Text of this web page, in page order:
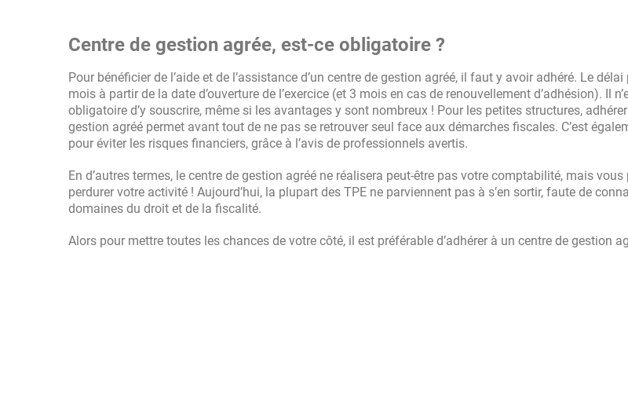
Centre de gestion agrée, est-ce obligatoire ?
Pour bénéficier de l’aide et de l’assistance d’un centre de gestion agréé, il faut y avoir adhéré. Le
mois à partir de la date d’ouverture de l’exercice (et 3 mois en cas de renouvellement d’adhésion). Il
obligatoire d’y souscrire, même si les avantages y sont nombreux ! Pour les petites structures,
gestion agréé permet avant tout de ne pas se retrouver seul face aux démarches fiscales. C’est
pour éviter les risques financiers, grâce à l’avis de professionnels avertis.
En d’autres termes, le centre de gestion agréé ne réalisera peut-être pas votre comptabilité, mais
perdurer votre activité ! Aujourd’hui, la plupart des TPE ne parviennent pas à s’en sortir, faute de
domaines du droit et de la fiscalité.
Alors pour mettre toutes les chances de votre côté, il est préférable d’adhérer à un centre de gestion